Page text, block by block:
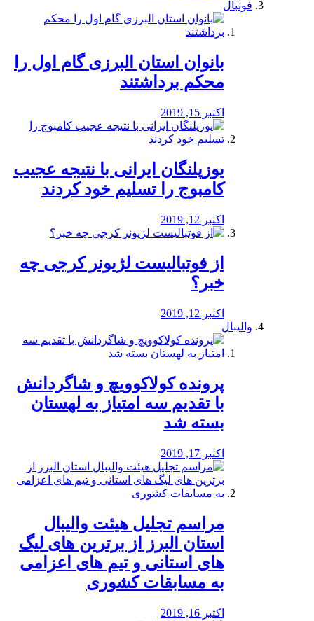
فوتبال
بانوان استان البرزی گام اول را
محكم برداشتند
اکتبر 15, 2019
یوزپلنگان ایرانی با نتیجه عجیب
کامبوج را تسلیم خود کردند
اکتبر 12, 2019
از فوتبالیست لژیونر کرجی چه
خبر؟
اکتبر 12, 2019
والیبال
پرونده کولاکوویچ و شاگردانش
با تقدیم سه امتیاز به لهستان
بسته شد
اکتبر 17, 2019
مراسم تجلیل هیئت والیبال
استان البرز از برترین های لیگ
های استانی و تیم های اعزامی
به مسابقات کشوری
اکتبر 16, 2019